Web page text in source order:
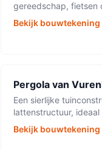
gereedschap, fietsen
Bekijk
Pergola van
Een sierlijke
lattenstructuur,
Bekijk